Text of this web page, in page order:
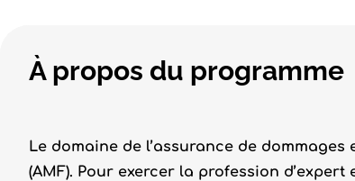
À propos du programme
Le domaine de l’assurance de
(AMF). Pour exercer la profession